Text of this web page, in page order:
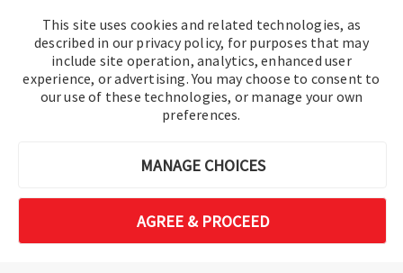
This site uses cookies and related technologies, as
described in our privacy policy, for purposes that may
include site operation, analytics, enhanced user
experience, or advertising. You may choose to consent to
our use of these technologies, or manage your own
preferences.
MANAGE CHOICES
AGREE & PROCEED
© 2016-2026 Operation Technology, Inc.
Todos los derechos reservados.